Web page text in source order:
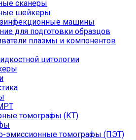
сканеры
шейкеры
машины
для подготовки образцов
плазмы и компонентов
цитологии
томографы (КТ)
эмиссионные томографы (ПЭТ)